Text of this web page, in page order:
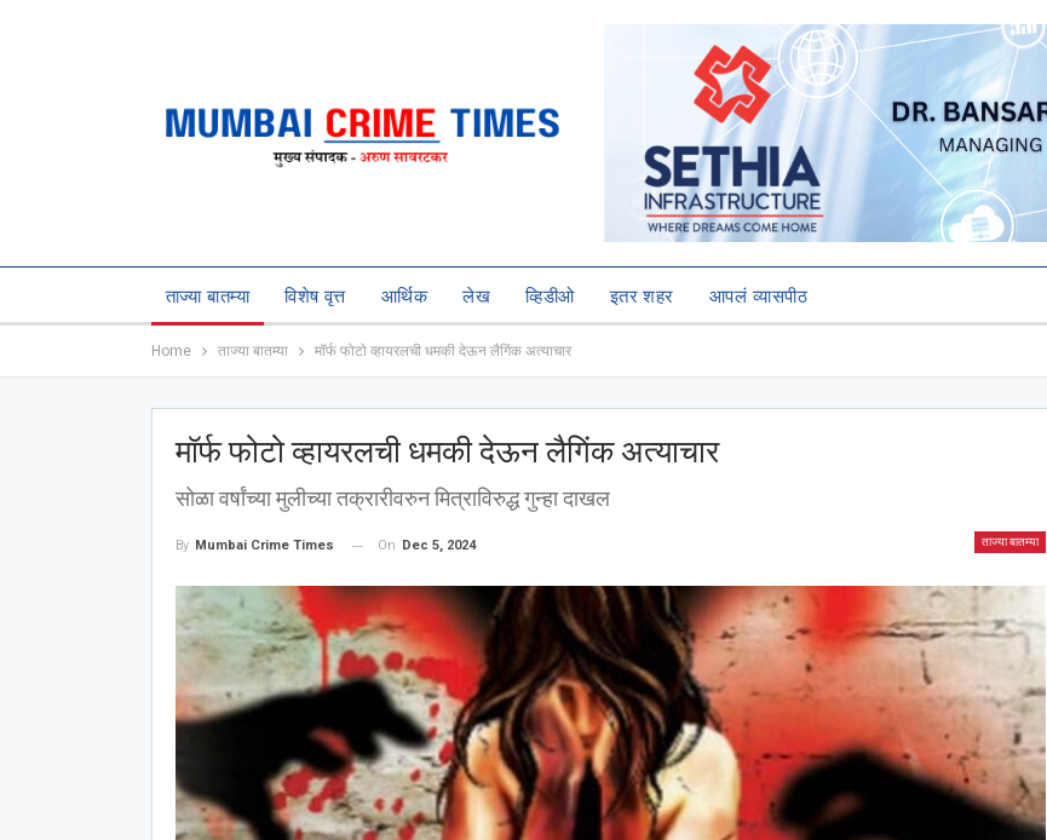
ताज्या बातम्या विशेष वृत्त आर्थिक लेख व्हिडीओ इतर शहर आपलं व्यासपीठ
Home ताज्या बातम्या मॉर्फ फोटो व्हायरलची धमकी देऊन लैगिंक अत्याचार
मॉर्फ फोटो व्हायरलची धमकी देऊन लैगिंक अत्याचार
सोळा वर्षांच्या मुलीच्या तक्रारीवरुन मित्राविरुद्ध गुन्हा दाखल
ताज्या बातम्या
By Mumbai Crime Times On Dec 5, 2024